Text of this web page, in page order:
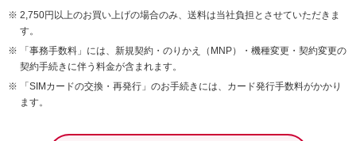
2,750円以上のお買い上げの場合のみ、送料は当社負担とさせていただきま
す。
「事務手数料」には、新規契約・のりかえ（MNP）・機種変更・契約変更の
契約手続きに伴う料金が含まれます。
「SIMカードの交換・再発行」のお手続きには、カード発行手数料がかかり
ます。